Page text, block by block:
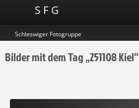
S F G
Schleswiger Fotogruppe
Bilder mit dem Tag „251108 Kiel“